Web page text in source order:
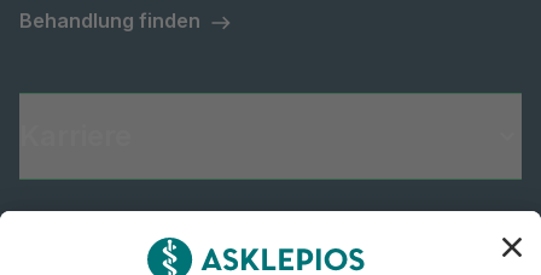
Behandlung finden
Informiert bleiben